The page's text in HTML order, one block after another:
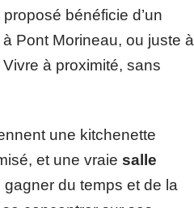
proposé bénéficie d’un
Pont Morineau, ou juste à
Vivre à proximité, sans
une kitchenette
et une vraie salle
du temps et de la